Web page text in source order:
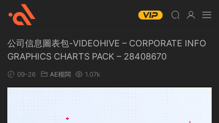
公司信息圖表包-VIDEOHIVE – CORPORATE INFO
GRAPHICS CHARTS PACK – 28408670
09-26 AE模闆 1.07k